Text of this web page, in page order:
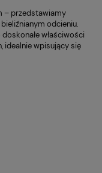
– przedstawiamy
odcieniu.
właściwości
idealnie wpisujący się